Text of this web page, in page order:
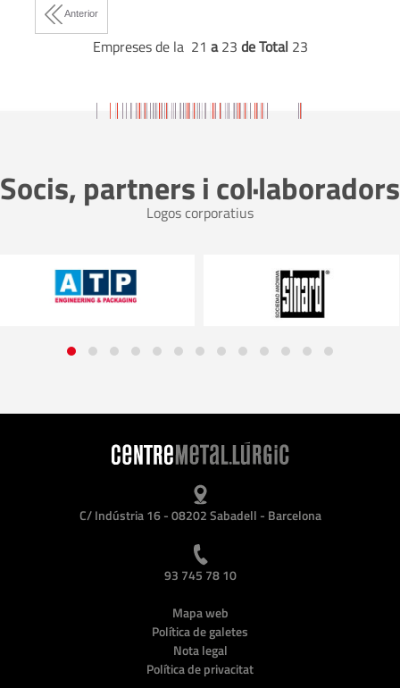
Anterior
Empreses de la 21 a23 de Total 23
Socis, partners i col·laboradors
Logos corporatius
C/ Indústria 16 - 08202 Sabadell - Barcelona
93 745 78 10
Mapa web
Política de galetes
Nota legal
Política de privacitat